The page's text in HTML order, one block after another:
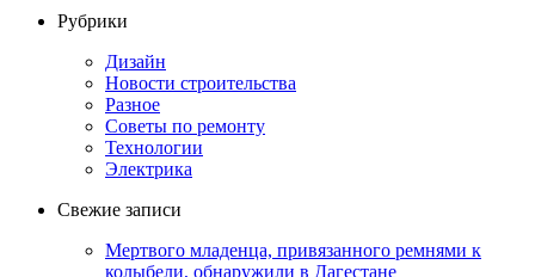
Рубрики
Дизайн
Новости строительства
Разное
Советы по ремонту
Технологии
Электрика
Свежие записи
Мертвого младенца, привязанного ремнями к
колыбели, обнаружили в Дагестане